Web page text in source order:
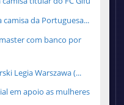
da Portuguesa...
com banco por
Legia Warszawa (...
em apoio as mulheres